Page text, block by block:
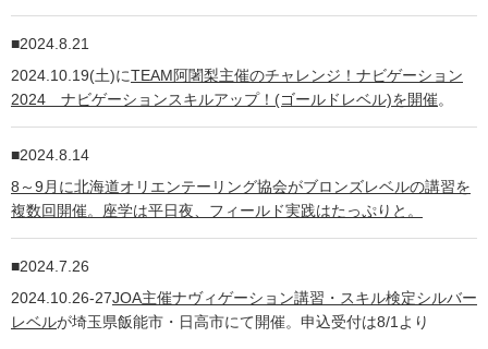
2024.8.21
2024.10.19(土)にTEAM阿闍梨主催のチャレンジ！ナビゲーション
2024 ナビゲーションスキルアップ！(ゴールドレベル)を開催。
2024.8.14
8～9月に北海道オリエンテーリング協会がブロンズレベルの講習を
複数回開催。座学は平日夜、フィールド実践はたっぷりと。
2024.7.26
2024.10.26-27JOA主催ナヴィゲーション講習・スキル検定シルバー
レベルが埼玉県飯能市・日高市にて開催。申込受付は8/1より